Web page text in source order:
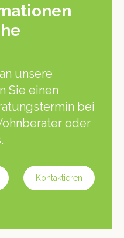
unsere
Sie einen
bei
oder
Kontaktieren